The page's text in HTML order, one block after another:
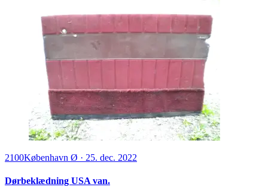
2100København Ø · 25. dec. 2022
Dørbeklædning USA van.